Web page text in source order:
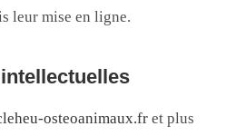
leur mise en ligne.
osteoanimaux.fr et plus